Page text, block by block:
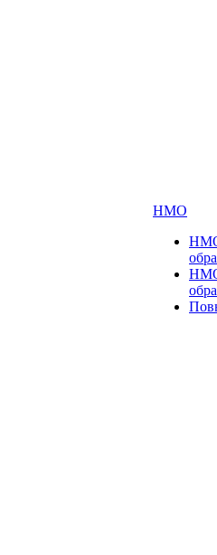
НМО
НМО
НМО